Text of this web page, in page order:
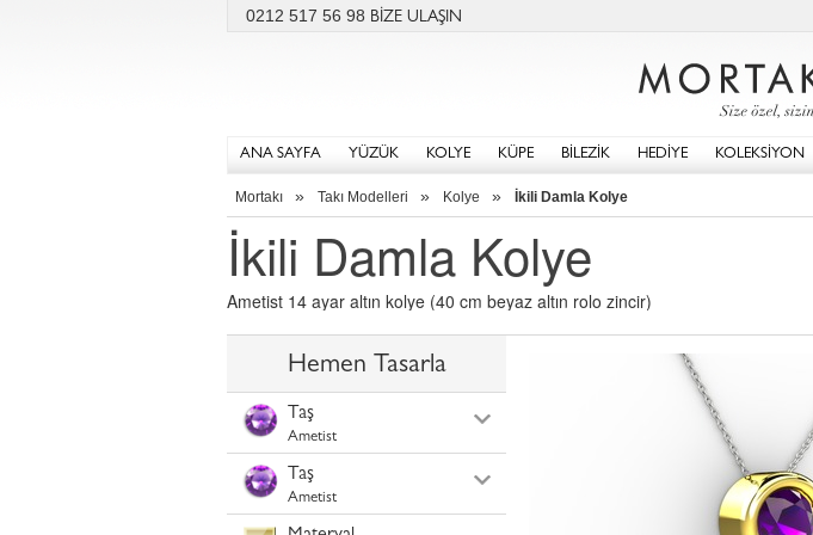
0212 517 56 98 BİZE ULAŞIN
ANA SAYFA YÜZÜK KOLYE KÜPE BİLEZİK HEDİYE KOLEKSİYON
Mortakı » Takı Modelleri » Kolye » İkili Damla Kolye
İkili Damla Kolye
Ametist 14 ayar altın kolye (40 cm beyaz altın rolo zincir)
Hemen Tasarla
Taş
Ametist
Taş
Ametist